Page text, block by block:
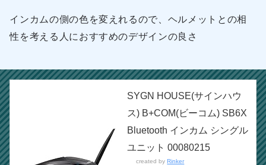
インカムの側の色を変えれるので、ヘルメットとの相
性を考える人におすすめのデザインの良さ
SYGN HOUSE(サインハウ
ス) B+COM(ビーコム) SB6X
Bluetooth インカム シングル
ユニット 00080215
created byRinker